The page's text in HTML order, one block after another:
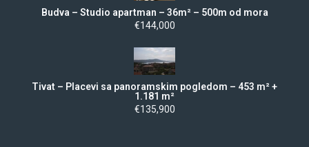
Budva – Studio apartman – 36m² – 500m od mora
€144,000
Tivat – Placevi sa panoramskim pogledom – 453 m² +
1.181 m²
€135,900